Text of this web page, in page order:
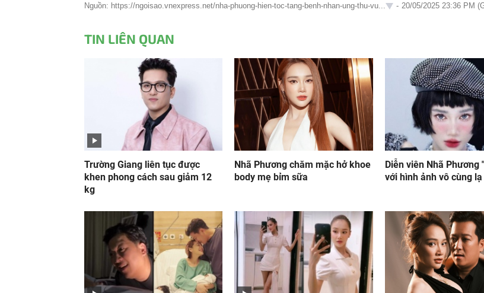
Nguồn: https://ngoisao.vnexpress.net/nha-phuong-hien-toc-tang-benh-nhan-ung-thu-vu... - 20/05/2025 23:36 PM
TIN LIÊN QUAN
Trường Giang liên tục được
khen phong cách sau giảm 12
kg
Nhã Phương chăm mặc hở khoe
body mẹ bỉm sữa
Diễn viên Nhã Phương
với hình ảnh vô cùng